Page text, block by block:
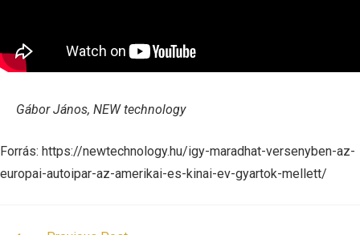
Gábor János, NEW technology
Forrás: https://newtechnology.hu/igy-maradhat-versenyben-az-
europai-autoipar-az-amerikai-es-kinai-ev-gyartok-mellett/